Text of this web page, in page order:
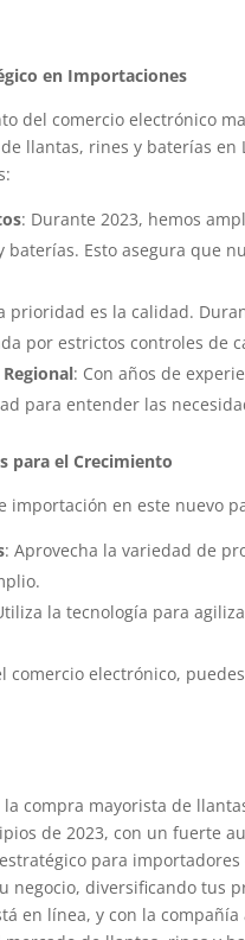
en Importaciones
del comercio electrónico
llantas, rines y baterías
: Durante 2023, hemos
Esto asegura que
prioridad es la calidad.
por estrictos controles de
: Con años de
para entender las
para el Crecimiento
importación en este nuevo
: Aprovecha la variedad de
la tecnología para
comercio electrónico,
compra mayorista de
de 2023, con un fuerte
para
negocio, diversificando tus
en línea, y con la